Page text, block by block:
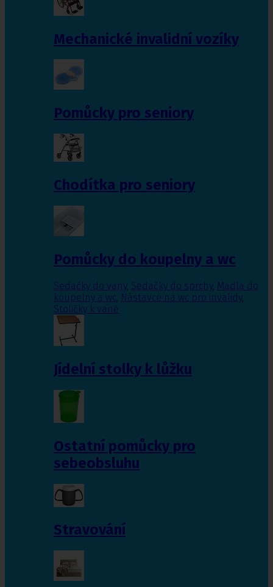
Mechanické invalidní vozíky
Pomůcky pro seniory
Chodítka pro seniory
Pomůcky do koupelny a wc
Sedačky do vany, Sedačky do sprchy, Madla do
koupelny a wc, Nástavce na wc pro invalidy,
Stoličky k vaně
Jídelní stolky k lůžku
Ostatní pomůcky pro
sebeobsluhu
Stravování